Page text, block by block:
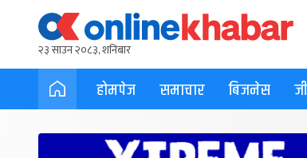
२३ साउन २०८३, शनिबार
होमपेज समाचार बिजनेस